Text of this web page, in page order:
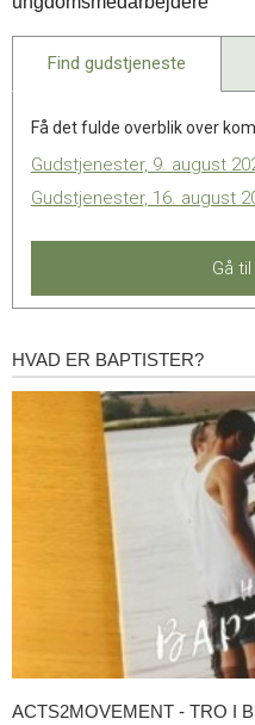
2022
Find gudstjeneste
Få det fulde overblik over
Gudstjenester, 9. august
Gudstjenester, 16. august
Gå
Hvad
er
HVAD ER BAPTISTER?
Acts2Movement
ACTS2MOVEMENT - TRO I